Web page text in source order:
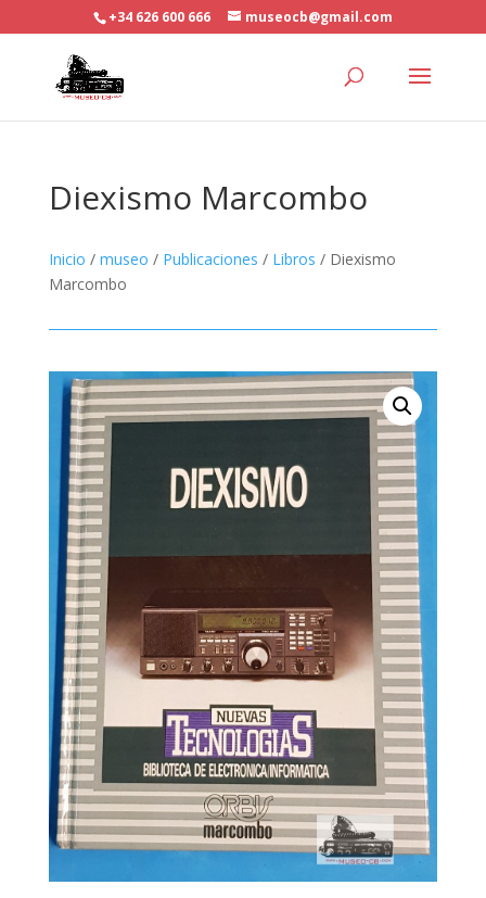
+34 626 600 666 museocb@gmail.com
Diexismo Marcombo
Inicio / museo / Publicaciones / Libros / Diexismo
Marcombo